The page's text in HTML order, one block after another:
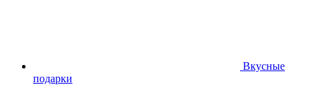
Вкусные
подарки